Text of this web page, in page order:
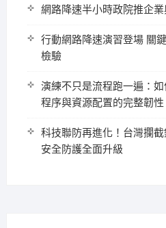
網路降速半小時政院推企
行動網路降速演習登場 關
檢驗
演練不只是流程跑一遍：
程序與資源配置的完整韌性
科技聯防再進化！台灣攔
安全防護全面升級